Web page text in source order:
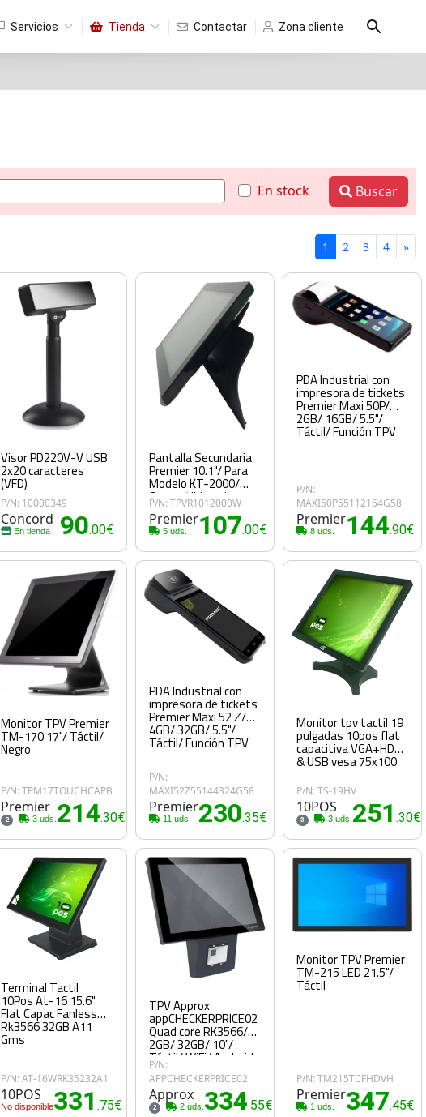
Servicios Tienda Contactar Zona cliente
En stock Buscar
1 2 3 4 »
Visor PD220V-V USB
2x20 caracteres
(VFD)
P/N: 10000349
Concord
En tienda 90.00€
Pantalla Secundaria
Premier 10.1"/ Para
Modelo KT-2000/
Compatible solo
Windows
P/N: TPVR1012000W
Premier
5 uds. 107.00€
PDA Industrial con
impresora de tickets
Premier Maxi 50P/
2GB/ 16GB/ 5.5"/
Táctil/ Función TPV
P/N:
MAXI50P55112164G58
Premier
8 uds. 144.90€
Monitor TPV Premier
TM-170 17"/ Táctil/
Negro
P/N: TPM17TOUCHCAPB
Premier
2 3 uds. 214.30€
PDA Industrial con
impresora de tickets
Premier Maxi 52 Z/
4GB/ 32GB/ 5.5"/
Táctil/ Función TPV
P/N:
MAXI52Z55144324G58
Premier
11 uds. 230.35€
Monitor tpv tactil 19
pulgadas 10pos flat
capacitiva VGA+HDMI
& USB vesa 75x100
P/N: TS-19HV
10POS
3 3 uds. 251 .30€
Terminal Tactil
10Pos At-16 15.6"
Flat Capac Fanless
Rk3566 32GB A11
Gms
P/N: AT-16WRK35232A1
10POS
No disponible331.75€
TPV Approx
appCHECKERPRICE02
Quad core RK3566/
2GB/ 32GB/ 10"/
Táctil/ WiFi/ Android
11
P/N:
APPCHECKERPRICE02
Approx
2 2 uds. 334.55€
Monitor TPV Premier
TM-215 LED 21.5"/
Táctil
P/N: TM215TCFHDVH
Premier
1 uds. 347.45€